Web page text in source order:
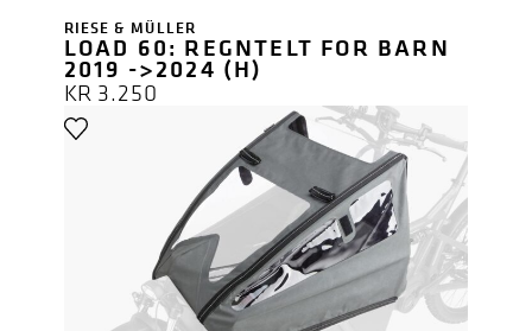
RIESE & MÜLLER
LOAD 60: REGNTELT FOR BARN
2019 ->2024 (H)
KR3.250